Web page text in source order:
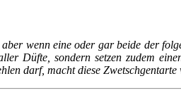
wenn eine oder gar beide der
Düfte, sondern setzen zudem
darf, macht diese